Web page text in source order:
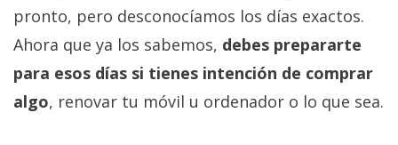
Contacto
Sobre
nosotros
/
pronto, pero desconocíamos los días exactos.
Ahora que ya los sabemos, debes prepararte
para esos días si tienes intención de comprar
algo, renovar tu móvil u ordenador o lo que sea.